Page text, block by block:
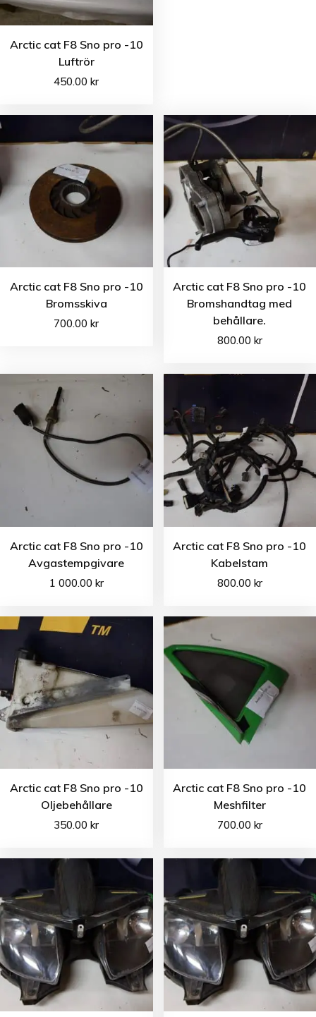
Arctic cat F8 Sno pro -10
Luftrör
450.00kr
Arctic cat F8 Sno pro -10
Bromsskiva
700.00kr
Arctic cat F8 Sno pro -10
Bromshandtag med
behållare.
800.00 kr
Arctic cat F8 Sno pro -10
Avgastempgivare
1 000.00 kr
Arctic cat F8 Sno pro -10
Kabelstam
800.00 kr
Arctic cat F8 Sno pro -10
Oljebehållare
350.00kr
Arctic cat F8 Sno pro -10
Meshfilter
700.00 kr